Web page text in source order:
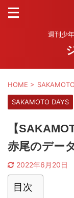
週刊少
HOME >
SAKAMOTO DAYS
【
赤尾のデー
2022年6月20日
目次